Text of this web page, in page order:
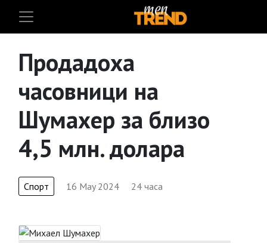
Продадоха
часовници на
Шумахер за близо
4,5 млн. долара
Спорт 16 May 2024 24 часа